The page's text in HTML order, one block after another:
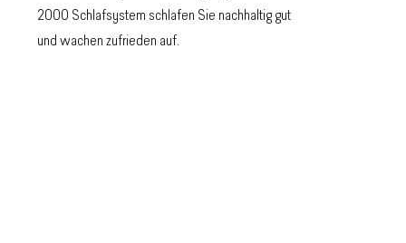
2000 Schlafsystem schlafen Sie nachhaltig gut
und wachen zufrieden auf.